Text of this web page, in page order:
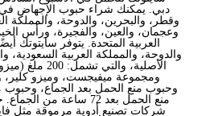
دبي. يمكنك شراء حبوب الإجهاض في
وقطر، والبحرين، والدوحة، والمملكة
وعجمان، والعين، والفجيرة، ورأس
العربية المتحدة. يتوفر سايتوتك
والدوحة، والمملكة العربية السعودية،
الأصلية،
ومجموعة ميفيجست، وميزو كلير،
وحبوب منع الحمل بعد الجماع، وحبوب
منع الحمل بعد 72 ساعة
شركات تصنيع أدوية مرموقة مثل